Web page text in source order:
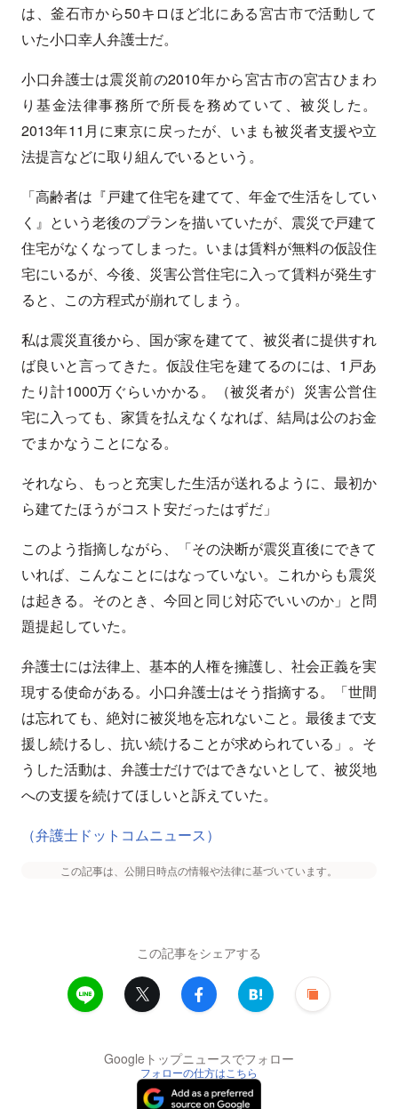
は、釜石市から50キロほど北にある宮古市で活動して
いた小口幸人弁護士だ。
小口弁護士は震災前の2010年から宮古市の宮古ひまわ
り基金法律事務所で所長を務めていて、被災した。
2013年11月に東京に戻ったが、いまも被災者支援や立
法提言などに取り組んでいるという。
「高齢者は『戸建て住宅を建てて、年金で生活をしてい
く』という老後のプランを描いていたが、震災で戸建て
住宅がなくなってしまった。いまは賃料が無料の仮設住
宅にいるが、今後、災害公営住宅に入って賃料が発生す
ると、この方程式が崩れてしまう。
私は震災直後から、国が家を建てて、被災者に提供すれ
ば良いと言ってきた。仮設住宅を建てるのには、1戸あ
たり計1000万ぐらいかかる。（被災者が）災害公営住
宅に入っても、家賃を払えなくなれば、結局は公のお金
でまかなうことになる。
それなら、もっと充実した生活が送れるように、最初か
ら建てたほうがコスト安だったはずだ」
このよう指摘しながら、「その決断が震災直後にできて
いれば、こんなことにはなっていない。これからも震災
は起きる。そのとき、今回と同じ対応でいいのか」と問
題提起していた。
弁護士には法律上、基本的人権を擁護し、社会正義を実
現する使命がある。小口弁護士はそう指摘する。「世間
は忘れても、絶対に被災地を忘れないこと。最後まで支
援し続けるし、抗い続けることが求められている」。そ
うした活動は、弁護士だけではできないとして、被災地
への支援を続けてほしいと訴えていた。
（弁護士ドットコムニュース）
この記事は、公開日時点の情報や法律に基づいています。
この記事をシェアする
Googleトップニュースでフォロー
フォローの仕方はこちら